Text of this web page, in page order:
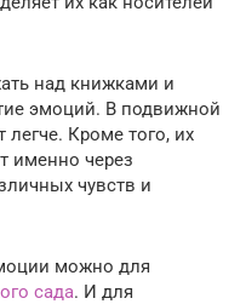
над книжками и
эмоций. В подвижной
Кроме того, их
именно через
чувств и
можно для
сада. И для